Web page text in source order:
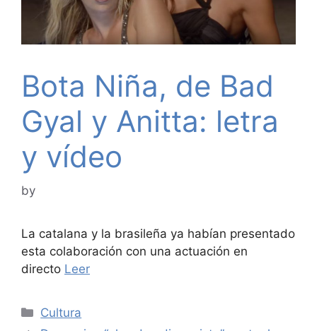
Bota Niña, de Bad
Gyal y Anitta: letra
y vídeo
by
La catalana y la brasileña ya habían presentado
esta colaboración con una actuación en
directo Leer
Categories
Cultura